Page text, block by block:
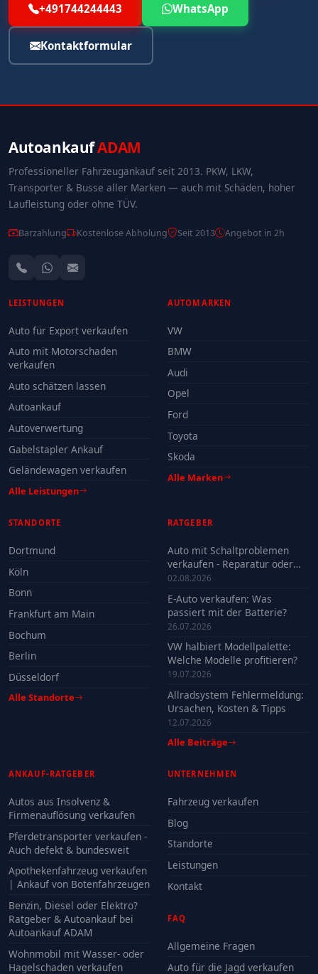
+491744244443 WhatsApp
Kontaktformular
AutoankaufADAM
Professioneller Fahrzeugankauf seit 2013. PKW, LKW,
Transporter & Busse aller Marken — auch mit Schäden, hoher
Laufleistung oder ohne TÜV.
Barzahlung Kostenlose Abholung Seit 2013 Angebot in 2h
LEISTUNGEN
Auto für Export verkaufen
Auto mit Motorschaden
verkaufen
Auto schätzen lassen
Autoankauf
Autoverwertung
Gabelstapler Ankauf
Geländewagen verkaufen
Alle Leistungen
AUTOMARKEN
VW
BMW
Audi
Opel
Ford
Toyota
Skoda
Alle Marken
STANDORTE
Dortmund
Köln
Bonn
Frankfurt am Main
Bochum
Berlin
Düsseldorf
Alle Standorte
RATGEBER
Auto mit Schaltproblemen
verkaufen - Reparatur oder
Verkauf?
02.08.2026
E-Auto verkaufen: Was
passiert mit der Batterie?
26.07.2026
VW halbiert Modellpalette:
Welche Modelle profitieren?
19.07.2026
Allradsystem Fehlermeldung:
Ursachen, Kosten & Tipps
12.07.2026
Alle Beiträge
ANKAUF-RATGEBER
Autos aus Insolvenz &
Firmenauflösung verkaufen
Pferdetransporter verkaufen -
Auch defekt & bundesweit
Apothekenfahrzeug verkaufen
| Ankauf von Botenfahrzeugen
Benzin, Diesel oder Elektro?
Ratgeber & Autoankauf bei
Autoankauf ADAM
Wohnmobil mit Wasser- oder
Hagelschaden verkaufen
UNTERNEHMEN
Fahrzeug verkaufen
Blog
Standorte
Leistungen
Kontakt
FAQ
Allgemeine Fragen
Auto für die Jagd verkaufen